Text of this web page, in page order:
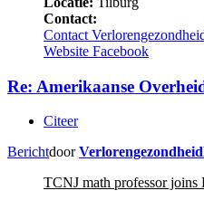
Contact:
Contact
Website Facebook
Re: Amerikaanse
Citeer
Berichtdoor
TCNJ math professor joins